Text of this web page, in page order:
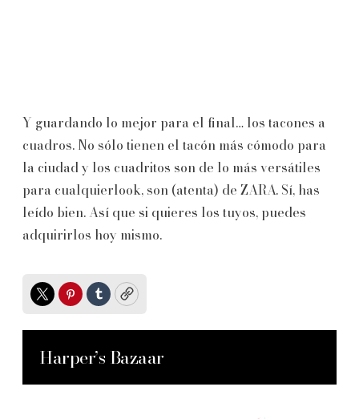
Y guardando lo mejor para el final… los tacones a
cuadros. No sólo tienen el tacón más cómodo para
la ciudad y los cuadritos son de lo más versátiles
para cualquierlook, son (atenta) de ZARA. Sí, has
leído bien. Así que si quieres los tuyos, puedes
adquirirlos hoy mismo.
TwitterPinterest
TumblrCopy
Harper’s Bazaar